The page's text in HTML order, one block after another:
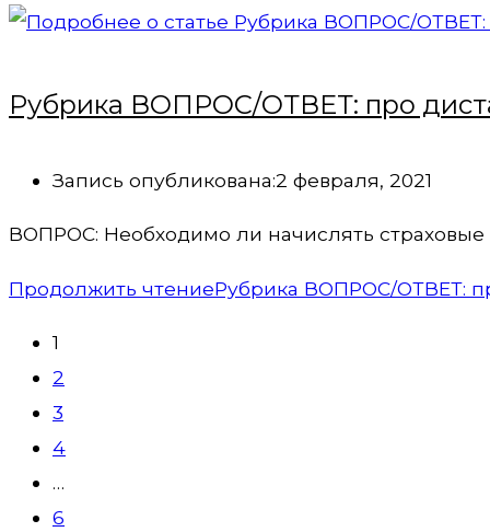
Рубрика ВОПРОС/ОТВЕТ: про
Запись опубликована:2 февраля, 2021
ВОПРОС: Необходимо ли начислять страховые
Продолжить чтениеРубрика ВОПРОС/ОТВЕТ:
1
2
3
4
…
6